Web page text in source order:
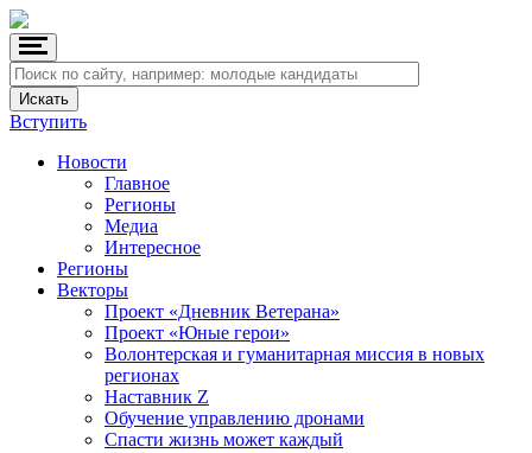
Вступить
Новости
Главное
Регионы
Медиа
Интересное
Регионы
Векторы
Проект «Дневник Ветерана»
Проект «Юные герои»
Волонтерская и гуманитарная миссия в новых
регионах
Наставник Z
Обучение управлению дронами
Спасти жизнь может каждый